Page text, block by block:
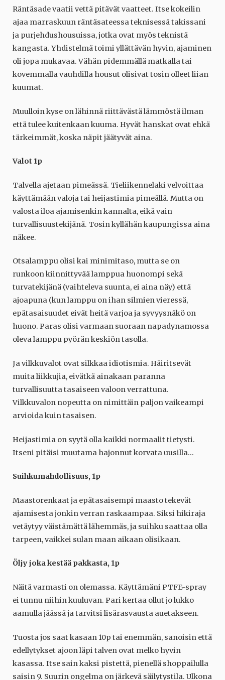
Räntäsade vaatii vettä pitävät vaatteet. Itse kokeilin
ajaa marraskuun räntäsateessa teknisessä takissani
ja purjehdushousuissa, jotka ovat myös teknistä
kangasta. Yhdistelmä toimi yllättävän hyvin, ajaminen
oli jopa mukavaa. Vähän pidemmällä matkalla tai
kovemmalla vauhdilla housut olisivat tosin olleet liian
kuumat.
Muulloin kyse on lähinnä riittävästä lämmöstä ilman
että tulee kuitenkaan kuuma. Hyvät hanskat ovat ehkä
tärkeimmät, koska näpit jäätyvät aina.
Valot 1p
Talvella ajetaan pimeässä. Tieliikennelaki velvoittaa
käyttämään valoja tai heijastimia pimeällä. Mutta on
valosta iloa ajamisenkin kannalta, eikä vain
turvallisuustekijänä. Tosin kyllähän kaupungissa aina
näkee.
Otsalamppu olisi kai minimitaso, mutta se on
runkoon kiinnittyvää lamppua huonompi sekä
turvatekijänä (vaihteleva suunta, ei aina näy) että
ajoapuna (kun lamppu on ihan silmien vieressä,
epätasaisuudet eivät heitä varjoa ja syvyysnäkö on
huono. Paras olisi varmaan suoraan napadynamossa
oleva lamppu pyörän keskiön tasolla.
Ja vilkkuvalot ovat silkkaa idiotismia. Häiritsevät
muita liikkujia, eivätkä ainakaan paranna
turvallisuutta tasaiseen valoon verrattuna.
Vilkkuvalon nopeutta on nimittäin paljon vaikeampi
arvioida kuin tasaisen.
Heijastimia on syytä olla kaikki normaalit tietysti.
Itseni pitäisi muutama hajonnut korvata uusilla…
Suihkumahdollisuus, 1p
Maastorenkaat ja epätasaisempi maasto tekevät
ajamisesta jonkin verran raskaampaa. Siksi hikiraja
vetäytyy väistämättä lähemmäs, ja suihku saattaa olla
tarpeen, vaikkei sulan maan aikaan olisikaan.
Öljy joka kestää pakkasta, 1p
Näitä varmasti on olemassa. Käyttämäni PTFE-spray
ei tunnu niihin kuuluvan. Pari kertaa ollut jo lukko
aamulla jäässä ja tarvitsi lisärasvausta auetakseen.
Tuosta jos saat kasaan 10p tai enemmän, sanoisin että
edellytykset ajoon läpi talven ovat melko hyvin
kasassa. Itse sain kaksi pistettä, pienellä shoppailulla
saisin 9. Suurin ongelma on järkevä säilytystila. Ulkona